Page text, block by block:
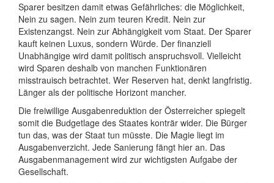
Sparer besitzen damit etwas Gefährliches: die Möglichkeit,
Nein zu sagen. Nein zum teuren Kredit. Nein zur
Existenzangst. Nein zur Abhängigkeit vom Staat. Der Sparer
kauft keinen Luxus, sondern Würde. Der finanziell
Unabhängige wird damit politisch anspruchsvoll. Vielleicht
wird Sparen deshalb von manchen Funktionären
misstrauisch betrachtet. Wer Reserven hat, denkt langfristig.
Länger als der politische Horizont mancher.
Die freiwillige Ausgabenreduktion der Österreicher spiegelt
somit die Budgetlage des Staates konträr wider. Die Bürger
tun das, was der Staat tun müsste. Die Magie liegt im
Ausgabenverzicht. Jede Sanierung fängt hier an. Das
Ausgabenmanagement wird zur wichtigsten Aufgabe der
Gesellschaft.